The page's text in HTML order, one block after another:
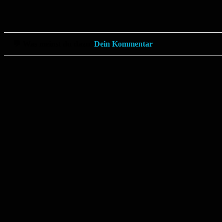
Dein Kommentar